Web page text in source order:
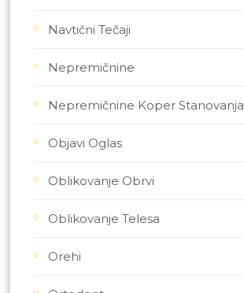
Navtični Tečaji
Nepremičnine
Nepremičnine Koper Stanovanja
Objavi Oglas
Oblikovanje Obrvi
Oblikovanje Telesa
Orehi